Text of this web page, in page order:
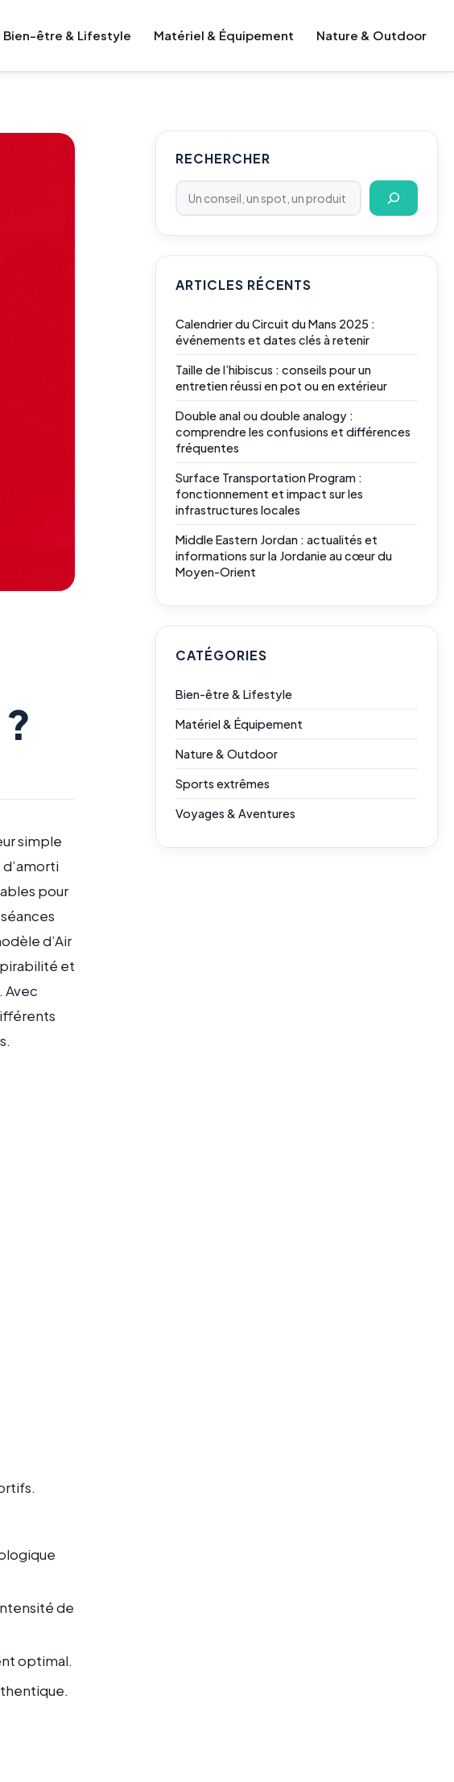
Bien-être & Lifestyle Matériel & Équipement Nature & Outdoor
simple
pour
d’Air
et
Avec
de
optimal.
RECHERCHER
ARTICLES RÉCENTS
Calendrier du Circuit du Mans 2025 :
événements et dates clés à retenir
Taille de l’hibiscus : conseils pour un
entretien réussi en pot ou en extérieur
Double anal ou double analogy :
comprendre les confusions et différences
fréquentes
Surface Transportation Program :
fonctionnement et impact sur les
infrastructures locales
Middle Eastern Jordan : actualités et
informations sur la Jordanie au cœur du
Moyen-Orient
CATÉGORIES
Bien-être & Lifestyle
Matériel & Équipement
Nature & Outdoor
Sports extrêmes
Voyages & Aventures